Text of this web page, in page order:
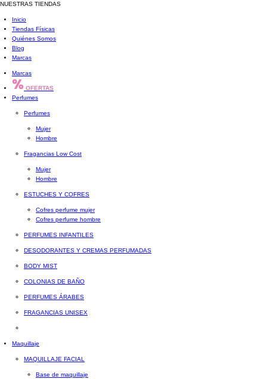
NUESTRAS TIENDAS
Inicio
Tiendas Físicas
Quiénes Somos
Blog
Marcas
Marcas
OFERTAS
Perfumes
Perfumes
Mujer
Hombre
Fragancias Low Cost
Mujer
Hombre
ESTUCHES Y COFRES
Cofres perfume mujer
Cofres perfume hombre
PERFUMES INFANTILES
DESODORANTES Y CREMAS PERFUMADAS
BODY MIST
COLONIAS DE BAÑO
PERFUMES ÁRABES
FRAGANCIAS UNISEX
Maquillaje
MAQUILLAJE FACIAL
Base de maquillaje